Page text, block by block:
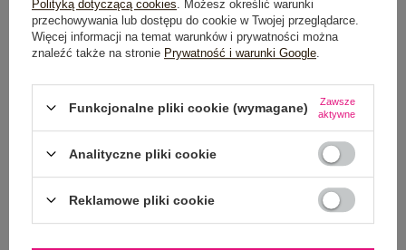
Do darmowej dostawy brakuje 200,00 zł
100 dni na zwrot
Polityką dotyczącą cookies . Możesz określić warunki
przechowywania lub dostępu do cookie w Twojej przeglądarce.
Więcej informacji na temat warunków i prywatności można
znaleźć także na stronie Prywatność i warunki Google
Funkcjonalne pliki cookie (wymagane) Zawsze
aktywne
Analityczne pliki cookie
Reklamowe pliki cookie